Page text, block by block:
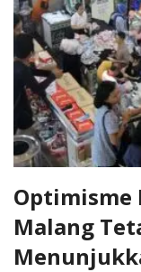
Optimisme
Malang